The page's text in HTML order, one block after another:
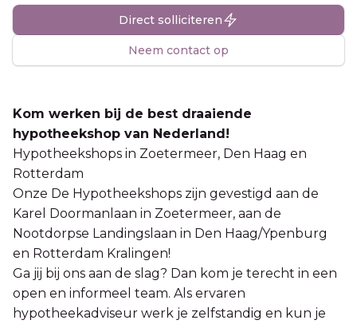
Direct solliciteren
Neem contact op
Kom werken bij de best draaiende
hypotheekshop van Nederland!
Hypotheekshops in Zoetermeer, Den Haag en
Rotterdam
Onze De Hypotheekshops zijn gevestigd aan de
Karel Doormanlaan in Zoetermeer, aan de
Nootdorpse Landingslaan in Den Haag/Ypenburg
en Rotterdam Kralingen!
Ga jij bij ons aan de slag? Dan kom je terecht in een
open en informeel team. Als ervaren
hypotheekadviseur werk je zelfstandig en kun je